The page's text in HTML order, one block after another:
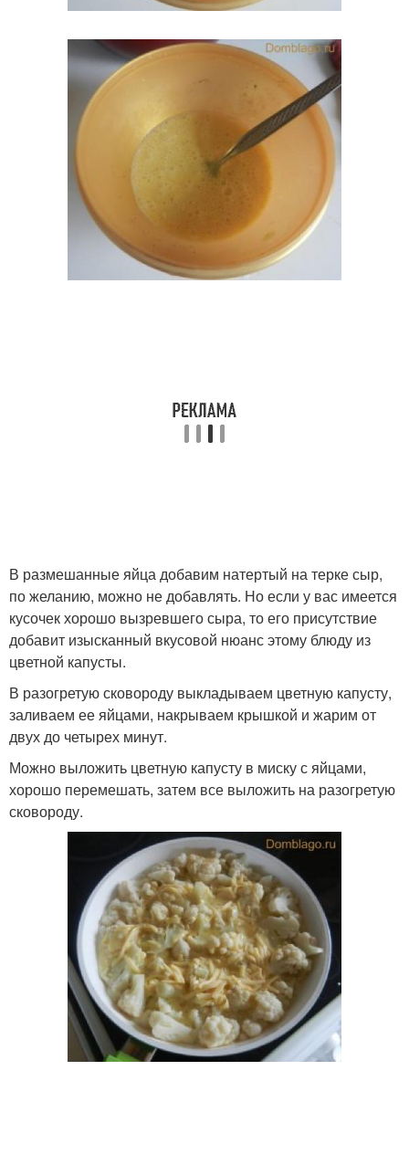
В размешанные яйца добавим натертый на терке сыр,
по желанию, можно не добавлять. Но если у вас имеется
кусочек хорошо вызревшего сыра, то его присутствие
добавит изысканный вкусовой нюанс этому блюду из
цветной капусты.
В разогретую сковороду выкладываем цветную капусту,
заливаем ее яйцами, накрываем крышкой и жарим от
двух до четырех минут.
Можно выложить цветную капусту в миску с яйцами,
хорошо перемешать, затем все выложить на разогретую
сковороду.